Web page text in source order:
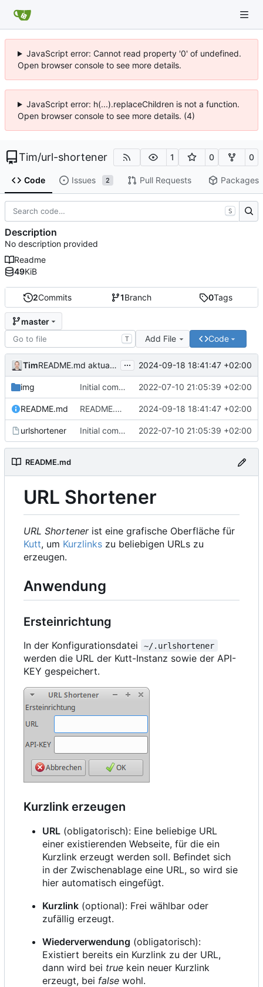
JavaScript error: Cannot read property '0' of undefined.
Open browser console to see more details.
JavaScript error: h(...).replaceChildren is not a function.
Open browser console to see more details. (4)
Tim/url-shortener 1 0 0
Code Issues 2 Pull Requests Packages
2Commits 1Branch 0Tags
master
T Add File Code
Tim README.md aktualisiert ... 2024-09-18 18:41:47 +02:00
img Initial commit 2022-07-10 21:05:39 +02:00
README.md README.md aktualisiert 2024-09-18 18:41:47 +02:00
urlshortener Initial commit 2022-07-10 21:05:39 +02:00
README.md
URL Shortener
URL Shortenerist eine grafische Oberfläche für
Kutt, um Kurzlinks zu beliebigen URLs zu
erzeugen.
Anwendung
Ersteinrichtung
In der Konfigurationsdatei ~/.urlshortener
werden die URL der Kutt-Instanz sowie der API-
KEY gespeichert.
Kurzlink erzeugen
URL (obligatorisch): Eine beliebige URL
einer existierenden Webseite, für die ein
Kurzlink erzeugt werden soll. Befindet sich
in der Zwischenablage eine URL, so wird sie
hier automatisch eingefügt.
Kurzlink (optional): Frei wählbar oder
zufällig erzeugt.
Wiederverwendung (obligatorisch):
Existiert bereits ein Kurzlink zu der URL,
dann wird bei true kein neuer Kurzlink
erzeugt, bei false wohl.
S
Description
No description provided
Readme
49KiB